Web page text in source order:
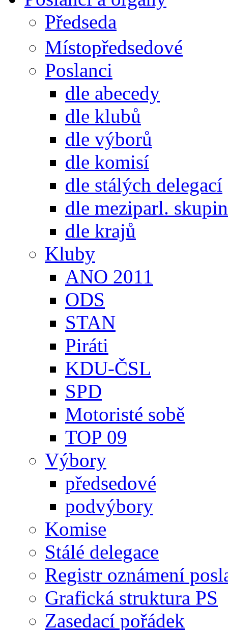
Předseda
Místopředsedové
Poslanci
dle abecedy
dle klubů
dle výborů
dle komisí
dle stálých delegací
dle meziparl. skupin
dle krajů
Kluby
ANO 2011
ODS
STAN
Piráti
KDU-ČSL
SPD
Motoristé sobě
TOP 09
Výbory
předsedové
podvýbory
Komise
Stálé delegace
Registr oznámení
Grafická struktura PS
Zasedací pořádek